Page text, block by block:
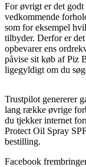
For øvrigt er det
vedkommende
som for eksempel
tilbyder. Derfor er
opbevarer ens
påvise sit køb af Piz
ligegyldigt om du
Trustpilot genererer
lang række øvrige
du tjekker internet
Protect Oil Spray
bestilling.
Facebook